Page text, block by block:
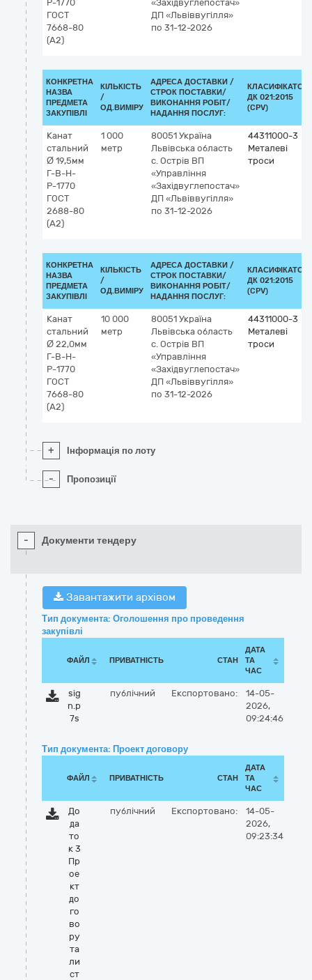
Р-1770
ГОСТ
7668-80
(А2)
«Західвуглепостач»
ДП «Львіввугілля»
по 31-12-2026
КОНКРЕТНА
НАЗВА
ПРЕДМЕТА
ЗАКУПІВЛІ
КІЛЬКІСТЬ
/
ОД.ВИМІРУ
АДРЕСА ДОСТАВКИ /
СТРОК ПОСТАВКИ/
ВИКОНАННЯ РОБІТ/
НАДАННЯ ПОСЛУГ:
КЛАСИФІКАТОР
ДК 021:2015
(CPV)
Канат
стальний
Ø 19,5мм
Г-В-Н-
Р-1770
ГОСТ
2688-80
(А2)
1 000
метр
80051 Україна
Львівська область
с. Острів ВП
«Управління
«Західвуглепостач»
ДП «Львіввугілля»
по 31-12-2026
44311000-3
Металеві
троси
КОНКРЕТНА
НАЗВА
ПРЕДМЕТА
ЗАКУПІВЛІ
КІЛЬКІСТЬ
/
ОД.ВИМІРУ
АДРЕСА ДОСТАВКИ /
СТРОК ПОСТАВКИ/
ВИКОНАННЯ РОБІТ/
НАДАННЯ ПОСЛУГ:
КЛАСИФІКАТОР
ДК 021:2015
(CPV)
Канат
стальний
Ø 22,0мм
Г-В-Н-
Р-1770
ГОСТ
7668-80
(А2)
10 000
метр
80051 Україна
Львівська область
с. Острів ВП
«Управління
«Західвуглепостач»
ДП «Львіввугілля»
по 31-12-2026
44311000-3
Металеві
троси
+ Інформація по лоту
- Пропозиції
- Документи тендеру
Завантажити архівом
Тип документа: Оголошення про проведення
закупівлі
ФАЙЛ ПРИВАТНІСТЬ СТАН
ДАТА
ТА
ЧАС
sig
n.p
7s
публічний Експортовано:
14-05-
2026,
09:24:46
Тип документа: Проект договору
ФАЙЛ ПРИВАТНІСТЬ СТАН
ДАТА
ТА
ЧАС
До
да
то
к 3
Пр
ое
кт
до
го
во
ру
та
ли
ст
публічний Експортовано:
14-05-
2026,
09:23:34